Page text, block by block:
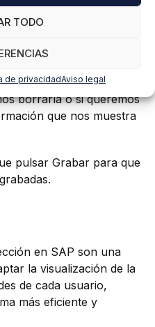
TODO
de privacidadAviso legal
tratar y
borrarla o si queremos
que nos muestra
pulsar Grabar para que
en SAP son una
la visualización de la
de cada usuario,
más eficiente y